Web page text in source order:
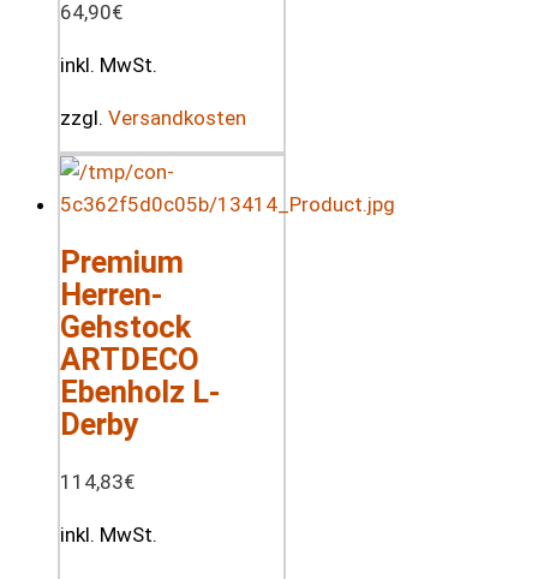
64,90€
inkl. MwSt.
zzgl. Versandkosten
Premium
Herren-
Gehstock
ARTDECO
Ebenholz L-
Derby
114,83€
inkl. MwSt.